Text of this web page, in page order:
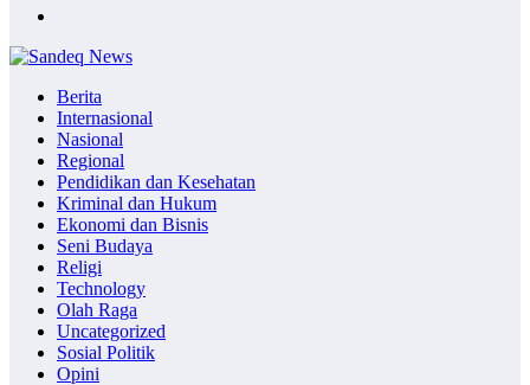
Berita
Internasional
Nasional
Regional
Pendidikan dan Kesehatan
Kriminal dan Hukum
Ekonomi dan Bisnis
Seni Budaya
Religi
Technology
Olah Raga
Uncategorized
Sosial Politik
Opini